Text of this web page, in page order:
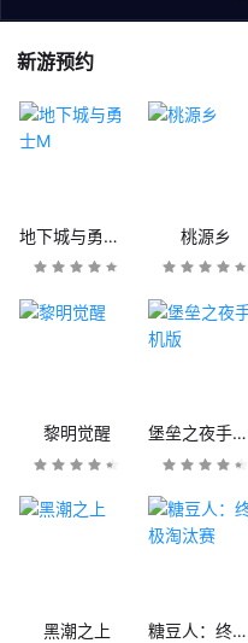
新游预约
地下城与勇士M 桃源乡
黎明觉醒 堡垒之夜手机版
黑潮之上 糖豆人：终极淘汰赛